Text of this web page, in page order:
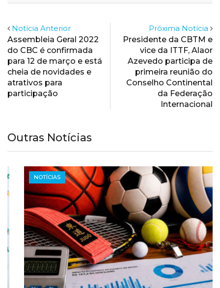
Notícia Anterior
Assembleia Geral 2022
do CBC é confirmada
para 12 de março e está
cheia de novidades e
atrativos para
participação
Próxima Notícia
Presidente da CBTM e
vice da ITTF, Alaor
Azevedo participa de
primeira reunião do
Conselho Continental
da Federação
Internacional
Outras Notícias
NOTÍCIAS